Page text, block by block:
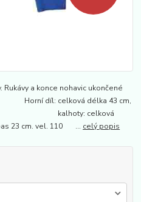
a konce nohavic ukončené
díl: celková délka 43 cm,
cm, kalhoty: celková
23 cm. vel. 110 ... celý popis